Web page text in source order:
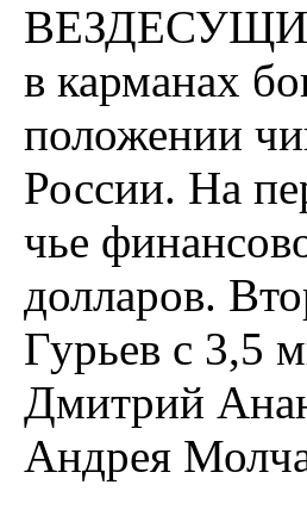
ВЕЗДЕСУЩИЙ
в карманах
положении
России. На
чье
долларов.
Гурьев с 3,5
Дмитрий
Андрея